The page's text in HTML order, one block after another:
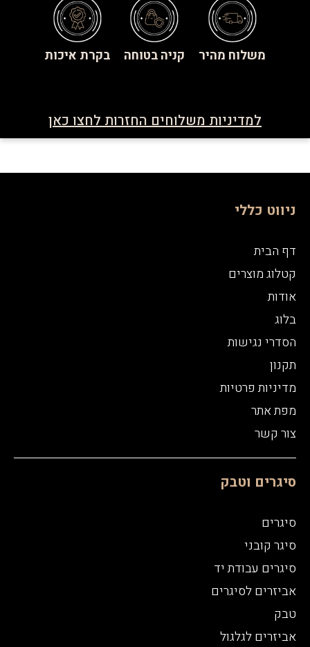
משלוח מהיר קניה בטוחה בקרת איכות
למדיניות משלוחים החזרות לחצו כאן
ניווט כללי
דף הבית
קטלוג מוצרים
אודות
בלוג
הסדרי נגישות
תקנון
מדיניות פרטיות
מפת אתר
צור קשר
סיגרים וטבק
סיגרים
סיגר קובני
סיגרים עבודת יד
אביזרים לסיגרים
טבק
אביזרים לגלגול